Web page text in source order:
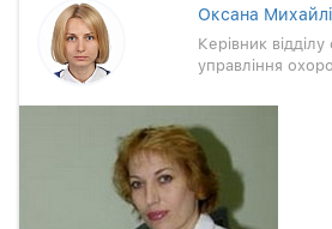
Оксана
Керiвник вiддiлу
управлiння